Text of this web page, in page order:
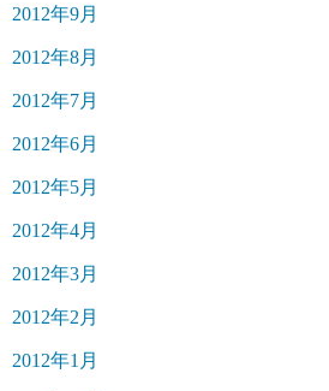
2012年9月
2012年8月
2012年7月
2012年6月
2012年5月
2012年4月
2012年3月
2012年2月
2012年1月